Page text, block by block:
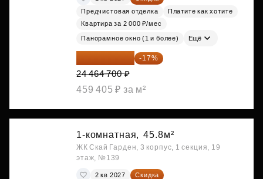
Предчистовая отделка
Платите как хотите
Квартира за 2 000 ₽/мес
Панорамное окно (1 и более) Ещё
20 305 701 ₽ -17%
24 464 700 ₽
459 405 ₽ за м²
1-комнатная, 45.8м²
ЖК Скай Гарден, 3 корпус, 1 секция, 19
этаж, №139
2 кв 2027
Скидка